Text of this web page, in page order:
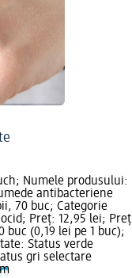
Numele produsului:
antibacteriene
70 buc; Categorie
Preț: 12,95 lei; Preț
buc (0,19 lei pe 1 buc);
Status verde
gri selectare